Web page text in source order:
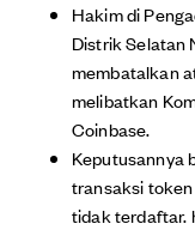
Hakim di
Distrik Selatan
membatalkan
melibatkan
Coinbase.
Keputusannya
transaksi
tidak terdaftar.